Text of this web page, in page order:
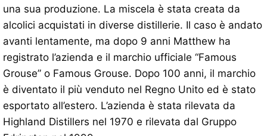
una sua produzione. La miscela è stata creata da
alcolici acquistati in diverse distillerie. Il caso è andato
avanti lentamente, ma dopo 9 anni Matthew ha
registrato l’azienda e il marchio ufficiale “Famous
Grouse” o Famous Grouse. Dopo 100 anni, il marchio
è diventato il più venduto nel Regno Unito ed è stato
esportato all’estero. L’azienda è stata rilevata da
Highland Distillers nel 1970 e rilevata dal Gruppo